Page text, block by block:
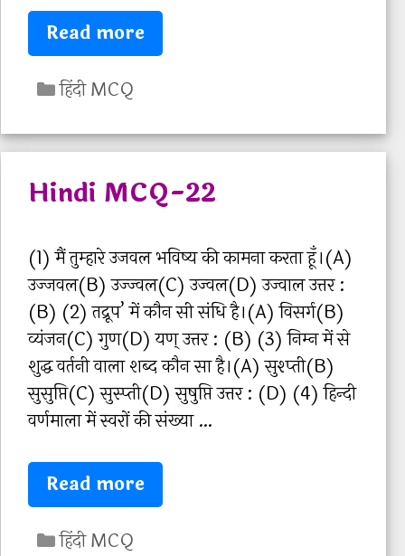
P
r
t
i
c
e
t
2
5
:
सी
टी
ई
टी
ए
Read moreH
i
i
C
-
2
3
C
t
g
r
i
e
s
हिंदी MCQ
Hindi MCQ-22
(1) मैं तुम्‍हारे उजवल भविष्‍य की कामना करता हूँ।(A)
उज्‍जवल(B) उज्‍ज्‍वल(C) उज्‍वल(D) उज्‍वाल उत्तर :
(B) (2) तद्रूप’ में कौन सी संधि है।(A) विसर्ग(B)
व्‍यंजन(C) गुण(D) यण् उत्तर : (B) (3) निम्‍न में से
शुद्ध वर्तनी वाला शब्‍द कौन सा है।(A) सुश्‍प्‍ती(B)
सुसुप्ति(C) सुस्‍प्‍ती(D) सुषुप्ति उत्तर : (D) (4) हिन्‍दी
वर्णमाला में स्‍वरों की संख्‍या …
Read moreH
i
C
हिंदी MCQ